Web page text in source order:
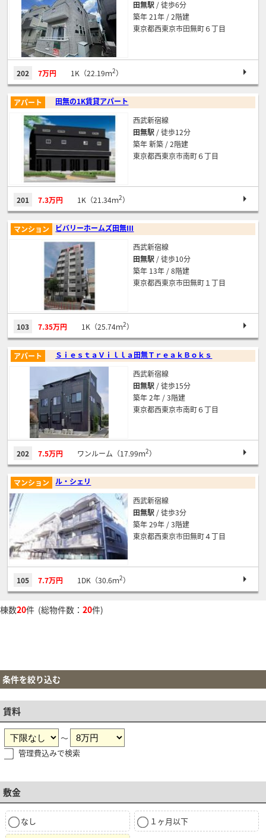
田無駅 / 徒歩6分
築年 21年 / 2階建
東京都西東京市田無町６丁目
202 7万円 1K（22.19ｍ2）
田無の1K賃貸アパート
アパート
西武新宿線
田無駅 / 徒歩12分
築年 新築 / 2階建
東京都西東京市南町６丁目
201 7.3万円 1K（21.34ｍ2）
ビバリーホームズ田無Ⅲ
マンション
西武新宿線
田無駅 / 徒歩10分
築年 13年 / 8階建
東京都西東京市田無町１丁目
103 7.35万円 1K（25.74ｍ2）
ＳｉｅｓｔａＶｉｌｌａ田無ＴｒｅａｋＢｏｋｓ
アパート
西武新宿線
田無駅 / 徒歩15分
築年 2年 / 3階建
東京都西東京市南町６丁目
202 7.5万円 ワンルーム（17.99ｍ2）
ル・シェリ
マンション
西武新宿線
田無駅 / 徒歩3分
築年 29年 / 3階建
東京都西東京市田無町４丁目
105 7.7万円 1DK（30.6ｍ2）
棟数20件 (総物件数： 20件)
条件を絞り込む
賃料
～
管理費込みで検索
敷金
なし １ヶ月以下